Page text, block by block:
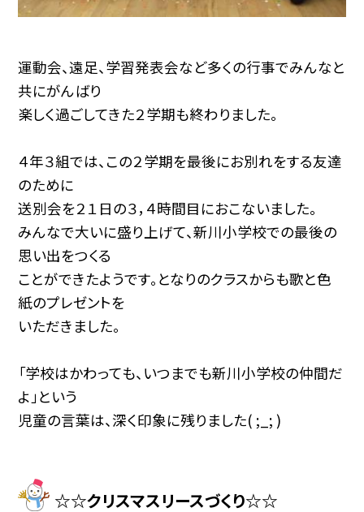
運動会、遠足、学習発表会など多くの行事でみんなと
共にがんばり
楽しく過ごしてきた２学期も終わりました。
４年３組では、この２学期を最後にお別れをする友達
のために
送別会を２１日の３，４時間目におこないました。
みんなで大いに盛り上げて、新川小学校での最後の
思い出をつくる
ことができたようです。となりのクラスからも歌と色
紙のプレゼントを
いただきました。
「学校はかわっても、いつまでも新川小学校の仲間だ
よ」という
児童の言葉は、深く印象に残りました( ;_; )
☆☆クリスマスリースづくり☆☆